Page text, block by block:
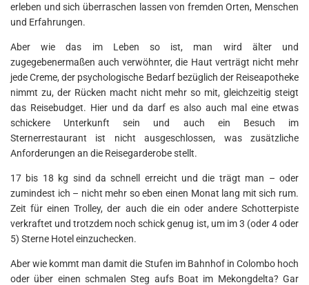
erleben und sich überraschen lassen von fremden Orten, Menschen
und Erfahrungen.
Aber wie das im Leben so ist, man wird älter und
zugegebenermaßen auch verwöhnter, die Haut verträgt nicht mehr
jede Creme, der psychologische Bedarf bezüglich der Reiseapotheke
nimmt zu, der Rücken macht nicht mehr so mit, gleichzeitig steigt
das Reisebudget. Hier und da darf es also auch mal eine etwas
schickere Unterkunft sein und auch ein Besuch im
Sternerrestaurant ist nicht ausgeschlossen, was zusätzliche
Anforderungen an die Reisegarderobe stellt.
17 bis 18 kg sind da schnell erreicht und die trägt man – oder
zumindest ich – nicht mehr so eben einen Monat lang mit sich rum.
Zeit für einen Trolley, der auch die ein oder andere Schotterpiste
verkraftet und trotzdem noch schick genug ist, um im 3 (oder 4 oder
5) Sterne Hotel einzuchecken.
Aber wie kommt man damit die Stufen im Bahnhof in Colombo hoch
oder über einen schmalen Steg aufs Boat im Mekongdelta? Gar